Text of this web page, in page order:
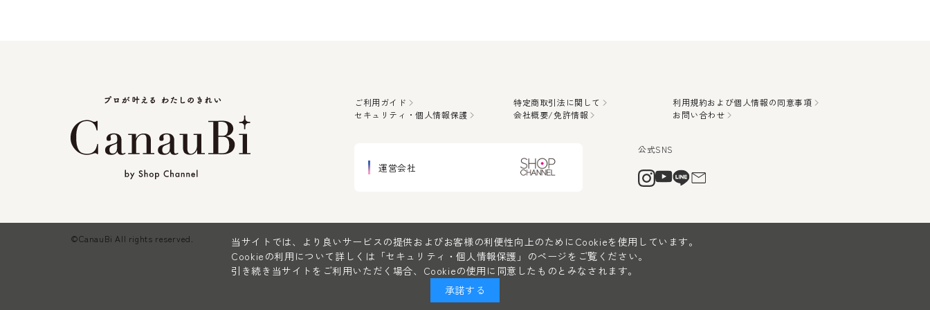
運営会社
ご利用ガイド 特定商取引法に関して
利用規約および個人情報の同意事項
セキュリティ・個人情報保護
会社概要/免許情報 お問い合わせ
©CanauBi All rights reserved.
当サイトでは、より良いサービスの提供およびお客様の利便性向上のためにCookieを使用しています。
Cookieの利用について詳しくは 「セキュリティ・個人情報保護」 のページをご覧ください。
引き続き当サイトをご利用いただく場合、Cookieの使用に同意したものとみなされます。
承諾する